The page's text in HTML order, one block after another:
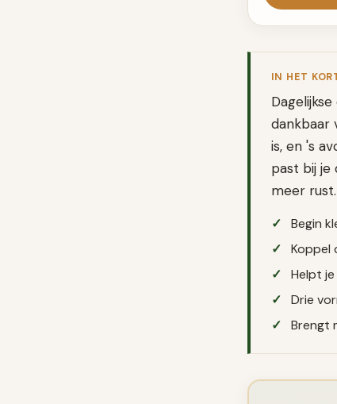
IN HET
dankbaar
is, en 's
past bij
meer rust.
Begin
Koppel
Helpt
Drie
Brengt